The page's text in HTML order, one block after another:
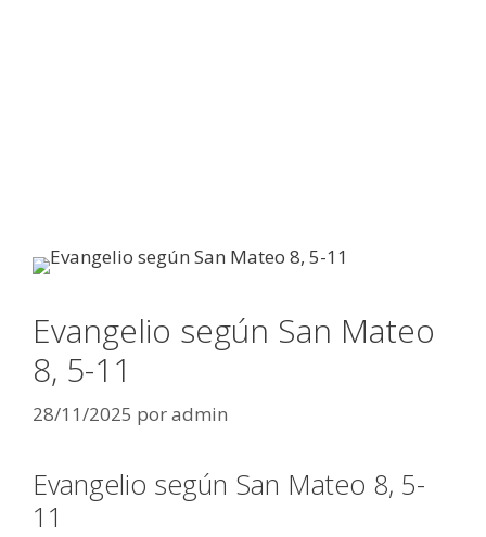
Evangelio según San Mateo
8, 5-11
28/11/2025 poradmin
Evangelio según San Mateo 8, 5-
11